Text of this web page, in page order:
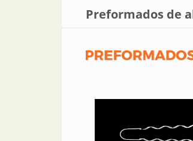
Preformados de